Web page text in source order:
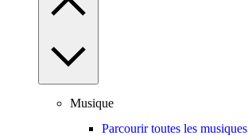
Musique
Parcourir toutes les musiques